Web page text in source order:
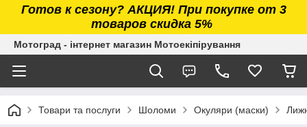
Готов к сезону? АКЦИЯ! При покупке от 3
товаров скидка 5%
Мотоград - інтернет магазин Мотоекіпірування
Товари та послуги Шоломи Окуляри (маски)